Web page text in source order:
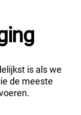
is als we
de meeste